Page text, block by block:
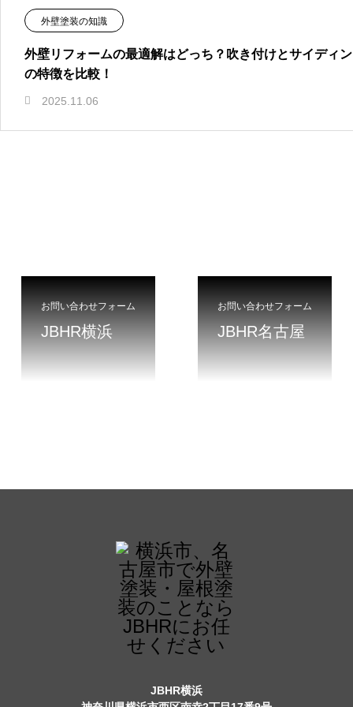
外壁塗装の知識
外壁リフォームの最適解はどっち？吹き付けとサイディ
の特徴を比較！
2025.11.06
お問い合わせフォーム
JBHR横浜
お問い合わせフォーム
JBHR名古屋
JBHR横浜